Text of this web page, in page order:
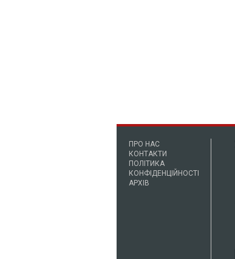
ПРО НАС
КОНТАКТИ
ПОЛІТИКА
КОНФІДЕНЦІЙНОСТІ
АРХІВ